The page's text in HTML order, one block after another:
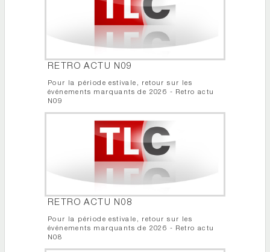
RETRO ACTU N09
Pour la période estivale, retour sur les
événements marquants de 2026 - Retro actu
N09
RETRO ACTU N08
Pour la période estivale, retour sur les
événements marquants de 2026 - Retro actu
N08